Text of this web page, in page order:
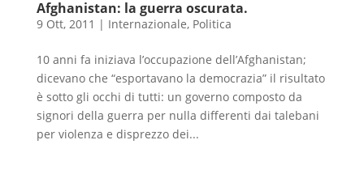
Afghanistan: la guerra oscurata.
9 Ott, 2011 | Internazionale, Politica
10 anni fa iniziava l’occupazione dell’Afghanistan;
dicevano che “esportavano la democrazia” il risultato
è sotto gli occhi di tutti: un governo composto da
signori della guerra per nulla differenti dai talebani
per violenza e disprezzo dei...